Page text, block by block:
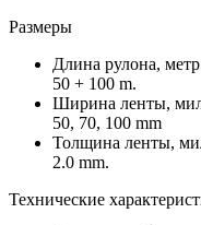
Размеры
Длина рулона,
50 + 100 m.
Ширина ленты,
50, 70, 100 mm
Толщина ленты,
2.0 mm.
Технические